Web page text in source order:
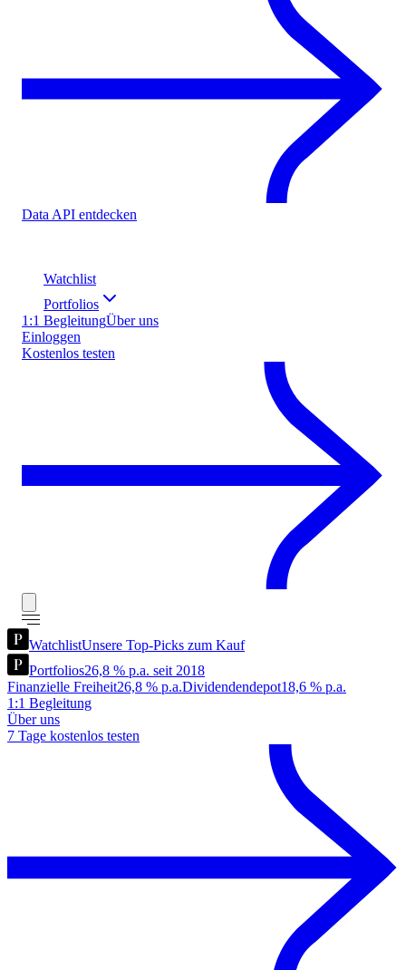
Data API entdecken
Watchlist
Portfolios
1:1 BegleitungÜber uns
Einloggen
Kostenlos testen
WatchlistUnsere Top-Picks zum Kauf
Portfolios26,8 % p.a. seit 2018
Finanzielle Freiheit26,8 % p.a.Dividendendepot18,6 % p.a.
1:1 Begleitung
Über uns
7 Tage kostenlos testen